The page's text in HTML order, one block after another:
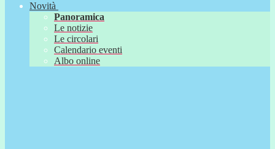
Novità
Panoramica
Le notizie
Le circolari
Calendario eventi
Albo online